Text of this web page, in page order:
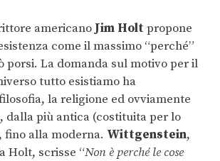
americano Jim Holt propone
come il massimo “perché”
porsi. La domanda sul motivo per il
tutto esistiamo ha
la religione ed ovviamente
dalla più antica (costituita per lo
fino alla moderna. Wittgenstein,
Holt, scrisse “Non è perché le cose